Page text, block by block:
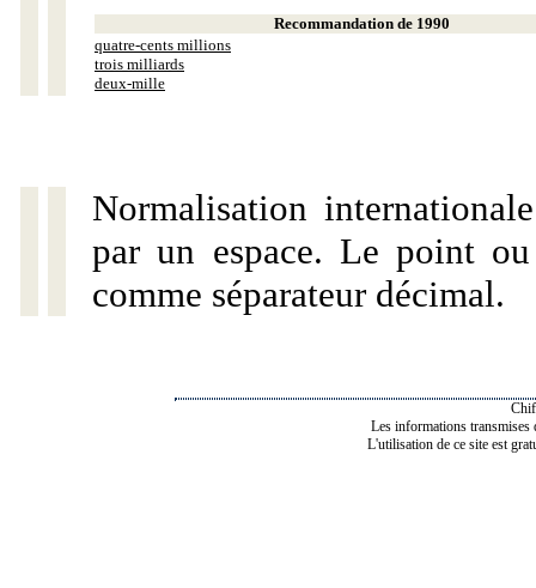
Recommandation de 1990
quatre-cents millions
trois milliards
deux-mille
Normalisation
par un espace. Le point
comme séparateur décimal.
Les informations transmises
L'utilisation de ce site est